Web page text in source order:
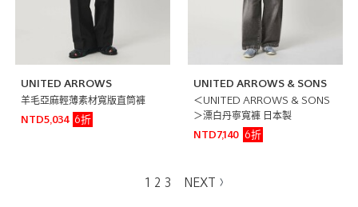
UNITED ARROWS
羊毛亞麻輕薄素材寬版直筒褲
NTD5,034
6折
UNITED ARROWS & SONS
＜UNITED ARROWS & SONS
＞漂白丹寧寬褲 日本製
NTD7,140
6折
1 2 3 NEXT